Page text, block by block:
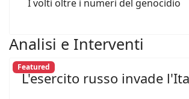
I volti oltre i numeri del genocidio
Analisi e Interventi
Featured
L'esercito russo invade